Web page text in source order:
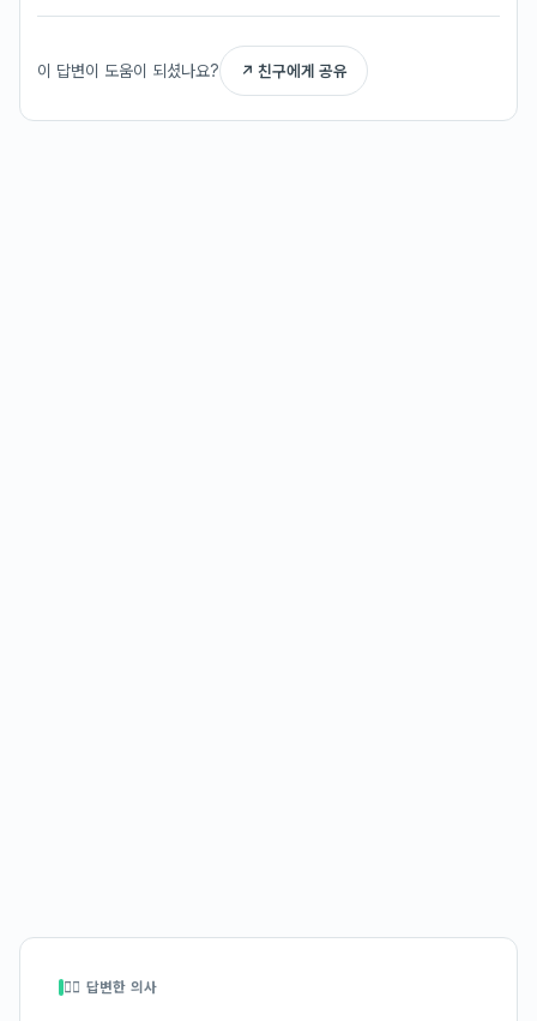
이 답변이 도움이 되셨나요? ↗ 친구에게 공유
👩‍⚕️ 답변한 의사